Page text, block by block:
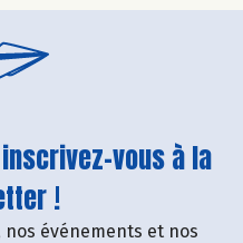
vous à la
!
événements et nos